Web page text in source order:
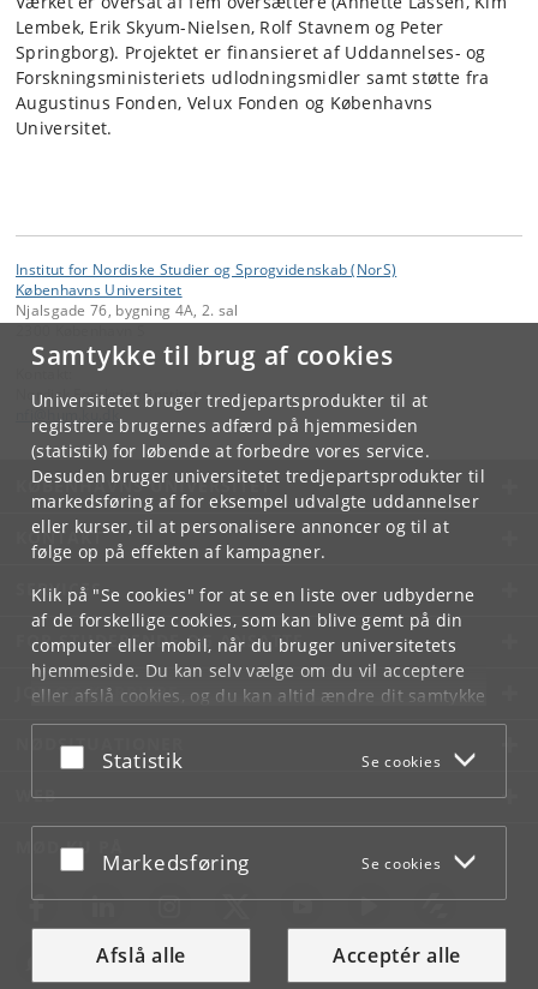
Samtykke til brug af cookies
Universitetet bruger tredjepartsprodukter til at
registrere brugernes adfærd på hjemmesiden
(statistik) for løbende at forbedre vores service.
Desuden bruger universitetet tredjepartsprodukter til
markedsføring af for eksempel udvalgte uddannelser
eller kurser, til at personalisere annoncer og til at
følge op på effekten af kampagner.
Klik på "Se cookies" for at se en liste over udbyderne
af de forskellige cookies, som kan blive gemt på din
computer eller mobil, når du bruger universitetets
hjemmeside. Du kan selv vælge om du vil acceptere
eller afslå cookies, og du kan altid ændre dit samtykke
underCookie- og privatlivspolitiksom du finder i
bunden af hver side.
Acceptér eller afslå
Statistik Se cookies
Acceptér eller afslå
Markedsføring Se cookies
Afslå alle Acceptér alle
Lembek, Erik Skyum-Nielsen, Rolf Stavnem og Peter
Springborg). Projektet er finansieret af Uddannelses- og
Forskningsministeriets udlodningsmidler samt støtte fra
Augustinus Fonden, Velux Fonden og Københavns
Universitet.
Institut for Nordiske Studier og Sprogvidenskab (NorS)
Københavns Universitet
Njalsgade 76, bygning 4A, 2. sal
Nordisk Forskningsinstitut
KØBENHAVNS UNIVERSITET
KONTAKT
SERVICES
FOR STUDERENDE OG ANSATTE
JOB OG KARRIERE
NØDSITUATIONER
WEB
MØD KU PÅ